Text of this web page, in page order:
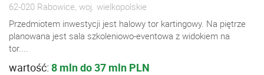
62-020 Rabowice, woj. wielkopolskie
Przedmiotem inwestycji jest halowy tor kartingowy. Na piętrze
planowana jest sala szkoleniowo-eventowa z widokiem na
tor....
wartość: 8 mln do 37 mln PLN